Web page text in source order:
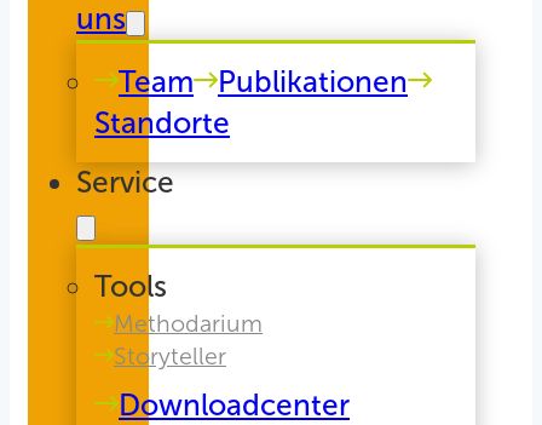
uns
Team
Publikationen
Standorte
Service
Tools
Methodarium
Storyteller
Downloadcenter